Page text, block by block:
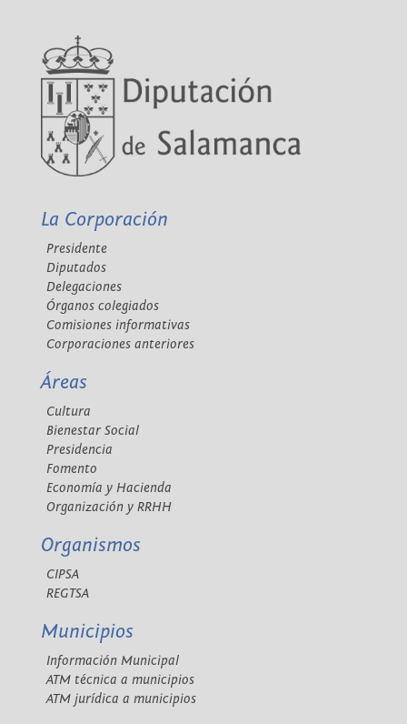
La Corporación
Presidente
Diputados
Delegaciones
Órganos colegiados
Comisiones informativas
Corporaciones anteriores
Áreas
Cultura
Bienestar Social
Presidencia
Fomento
Economía y Hacienda
Organización y RRHH
Organismos
CIPSA
REGTSA
Municipios
Información Municipal
ATM técnica a municipios
ATM jurídica a municipios